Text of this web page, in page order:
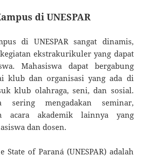
di UNESPAR
di UNESPAR sangat dinamis,
ekstrakurikuler yang dapat
Mahasiswa dapat bergabung
klub dan organisasi yang ada di
klub olahraga, seni, dan sosial.
sering mengadakan seminar,
acara akademik lainnya yang
dan dosen.
of Paraná (UNESPAR) adalah